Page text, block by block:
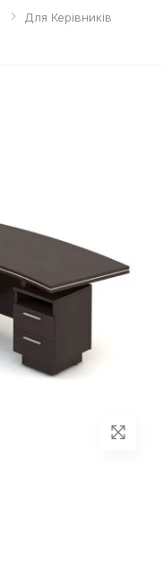
Для Керівників